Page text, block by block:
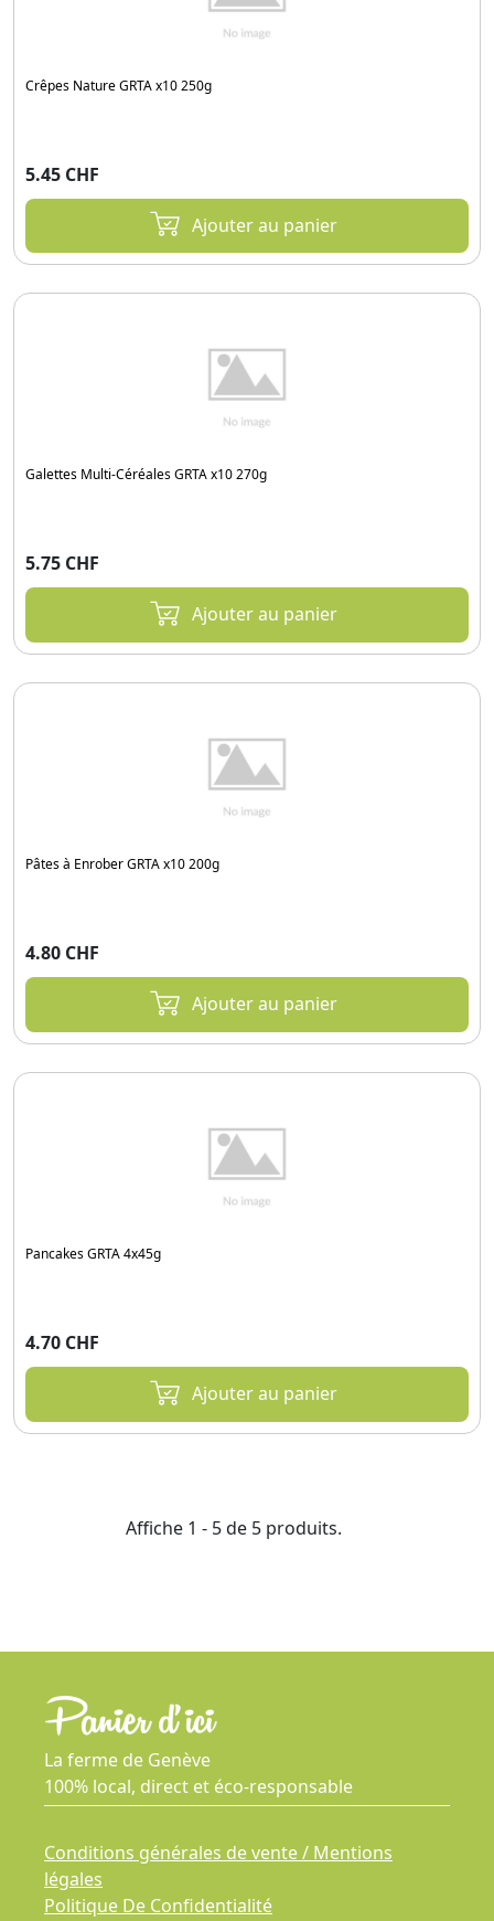
Crêpes Nature GRTA x10 250g
5.45 CHF
Ajouter au panier
Galettes Multi-Céréales GRTA x10 270g
5.75 CHF
Ajouter au panier
Pâtes à Enrober GRTA x10 200g
4.80 CHF
Ajouter au panier
Pancakes GRTA 4x45g
4.70 CHF
Ajouter au panier
Affiche 1 - 5 de 5 produits.
La ferme de Genève
100% local, direct et éco-responsable
Conditions générales de vente / Mentions
légales
Politique De Confidentialité